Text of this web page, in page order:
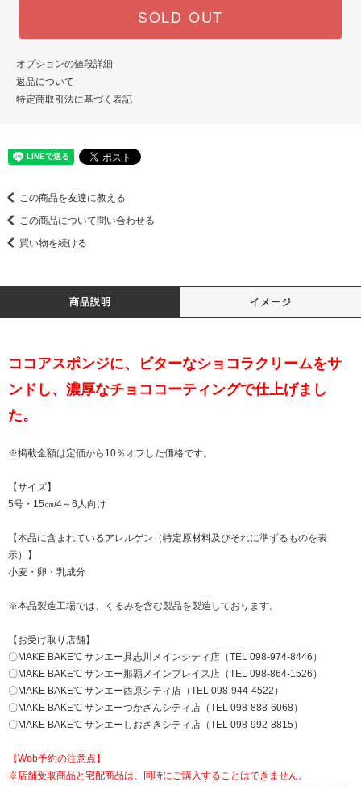
SOLD OUT
オプションの値段詳細
返品について
特定商取引法に基づく表記
この商品を友達に教える
この商品について問い合わせる
買い物を続ける
商品説明 イメージ
ココアスポンジに、ビターなショコラクリームをサ
ンドし、濃厚なチョココーティングで仕上げまし
た。
※掲載金額は定価から10％オフした価格です。
【サイズ】
5号・15㎝/4～6人向け
【本品に含まれているアレルゲン（特定原材料及びそれに準ずるものを表
示）】
小麦・卵・乳成分
※本品製造工場では、くるみを含む製品を製造しております。
【お受け取り店舗】
〇MAKE BAKE℃ サンエー具志川メインシティ店（TEL 098-974-8446）
〇MAKE BAKE℃ サンエー那覇メインプレイス店（TEL 098-864-1526）
〇MAKE BAKE℃ サンエー西原シティ店（TEL 098-944-4522）
〇MAKE BAKE℃ サンエーつかざんシティ店（TEL 098-888-6068）
〇MAKE BAKE℃ サンエーしおざきシティ店（TEL 098-992-8815）
【Web予約の注意点】
※店舗受取商品と宅配商品は、同時にご購入することはできません。